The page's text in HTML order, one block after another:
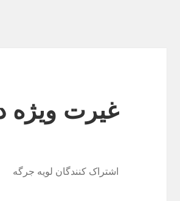
غیرت ویژه
اشتراک کنندگان لویه جرگه